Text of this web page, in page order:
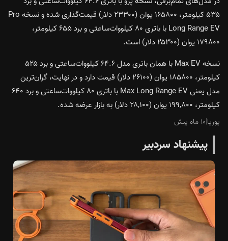
۵۳۵ کیلومتر، ۱۶۵۸۰۰ یوان (۲۳۳۰۰ دلار) قیمت‌گذاری شده و نسخه Pro
Long Range EV با باتری ۸۰ کیلووات‌ساعتی و برد ۶۵۵ کیلومتر،
۱۷۹۸۰۰ یوان (۲۵۳۰۰ دلار) است.
نسخه Max EV با همان باتری مدل ۶۴.۶ کیلووات‌ساعتی و برد ۵۲۵
کیلومتر، ۱۸۵۸۰۰ یوان (۲۶۱۰۰ دلار) قیمت دارد و در نهایت، گران‌ترین
مدل یعنی Max Long Range EV با باتری ۸۰ کیلووات‌ساعتی و برد ۶۴۰
کیلومتر، ۱۹۹,۸۰۰ یوان (۲۸,۱۰۰ دلار) به بازار عرضه شده.
پوریا|۱۰ ماه پیش
پیشنهاد سردبیر